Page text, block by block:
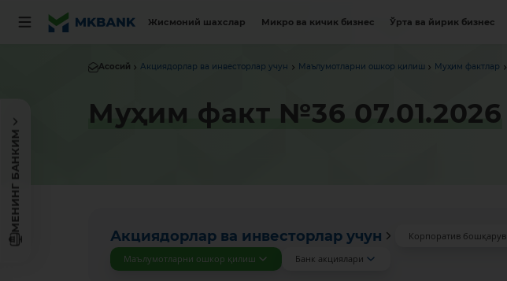
Жисмоний шахслар Микро ва кичик бизнес Ўрта ва йирик бизнес
МЕНИНГ БАНКИМ
Асосий Акциядорлар ва инвесторлар учун Маълумотларни ошкор қилиш Муҳим фактлар
Муҳим факт №36 07.01.2026
Акциядорлар ва инвесторлар учун Корпоратив бошқарув
Маълумотларни ошкор қилиш
Банк акциялари